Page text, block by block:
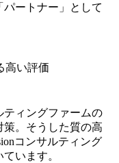
ートナー」として
高い評価
ティングファームの
。そうした質の高
コンサルティング
います。